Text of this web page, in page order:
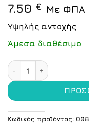
7.50 € Με ΦΠΑ
Υψηλής αντοχής
Άμεσα διαθέσιμο
Ταινία
Κωδικός προϊόντος: